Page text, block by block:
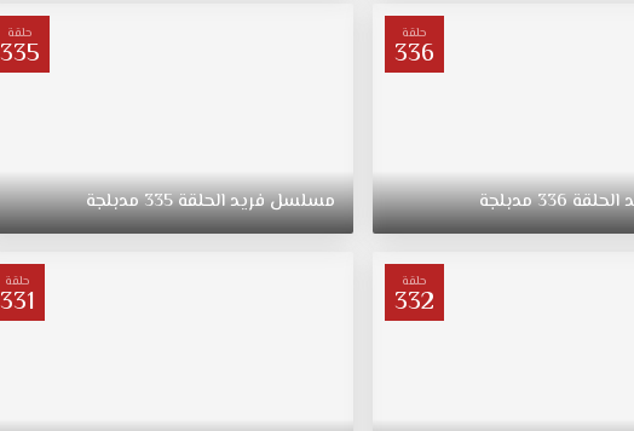
حلقة
336
الحلقة336مدبلجة
حلقة
335
مسلسلفريدالحلقة335مدبلجة
حلقة
332
حلقة
331